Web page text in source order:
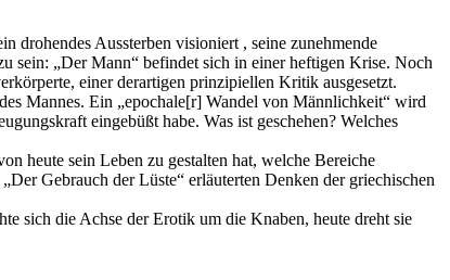
drohendes Aussterben visioniert , seine zunehmende
sein: „Der Mann“ befindet sich in einer heftigen Krise. Noch
einer derartigen prinzipiellen Kritik ausgesetzt.
Mannes. Ein „epochale[r] Wandel von Männlichkeit“ wird
eingebüßt habe. Was ist geschehen? Welches
heute sein Leben zu gestalten hat, welche Bereiche
Gebrauch der Lüste“ erläuterten Denken der griechischen
sich die Achse der Erotik um die Knaben, heute dreht sie